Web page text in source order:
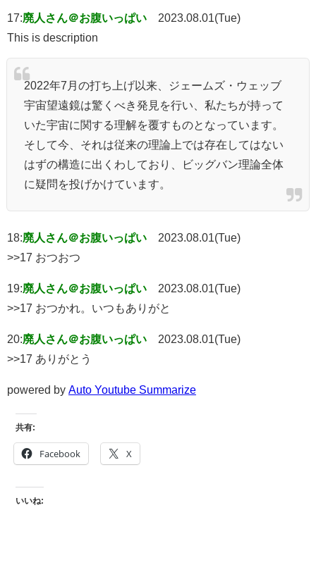
17:廃人さん＠お腹いっぱい
2023.08.01(Tue)
This is description
2022年7月の打ち上げ以来、ジェームズ・ウェッブ
宇宙望遠鏡は驚くべき発見を行い、私たちが持って
いた宇宙に関する理解を覆すものとなっています。
そして今、それは従来の理論上では存在してはない
はずの構造に出くわしており、ビッグバン理論全体
に疑問を投げかけています。
18:廃人さん＠お腹いっぱい
2023.08.01(Tue)
>>17 おつおつ
19:廃人さん＠お腹いっぱい
2023.08.01(Tue)
>>17 おつかれ。いつもありがと
20:廃人さん＠お腹いっぱい
2023.08.01(Tue)
>>17 ありがとう
powered by Auto Youtube Summarize
共有:
Facebook X
いいね: